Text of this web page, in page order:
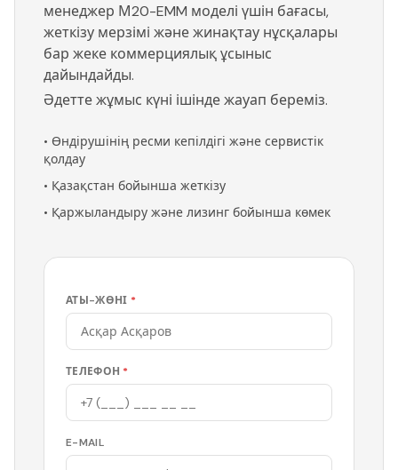
менеджер М20-EMM моделі үшін бағасы,
жеткізу мерзімі және жинақтау нұсқалары
бар жеке коммерциялық ұсыныс
дайындайды.
Әдетте жұмыс күні ішінде жауап береміз.
• Өндірушінің ресми кепілдігі және сервистік
қолдау
• Қазақстан бойынша жеткізу
• Қаржыландыру және лизинг бойынша көмек
АТЫ-ЖӨНІ *
ТЕЛЕФОН *
E-MAIL